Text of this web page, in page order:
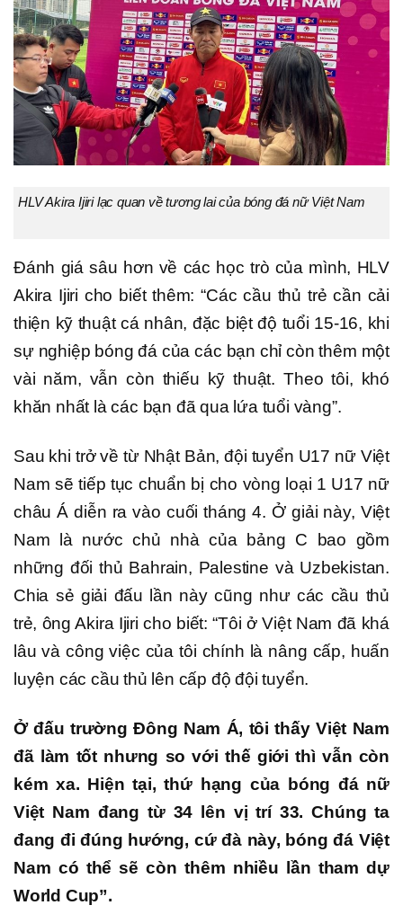
HLV Akira Ijiri lạc quan về tương lai của bóng đá nữ Việt Nam
Đánh giá sâu hơn về các học trò của mình, HLV
Akira Ijiri cho biết thêm: “Các cầu thủ trẻ cần cải
thiện kỹ thuật cá nhân, đặc biệt độ tuổi 15-16, khi
sự nghiệp bóng đá của các bạn chỉ còn thêm một
vài năm, vẫn còn thiếu kỹ thuật. Theo tôi, khó
khăn nhất là các bạn đã qua lứa tuổi vàng”.
Sau khi trở về từ Nhật Bản, đội tuyển U17 nữ Việt
Nam sẽ tiếp tục chuẩn bị cho vòng loại 1 U17 nữ
châu Á diễn ra vào cuối tháng 4. Ở giải này, Việt
Nam là nước chủ nhà của bảng C bao gồm
những đối thủ Bahrain, Palestine và Uzbekistan.
Chia sẻ giải đấu lần này cũng như các cầu thủ
trẻ, ông Akira Ijiri cho biết: “Tôi ở Việt Nam đã khá
lâu và công việc của tôi chính là nâng cấp, huấn
luyện các cầu thủ lên cấp độ đội tuyển.
Ở đấu trường Đông Nam Á, tôi thấy Việt Nam
đã làm tốt nhưng so với thế giới thì vẫn còn
kém xa. Hiện tại, thứ hạng của bóng đá nữ
Việt Nam đang từ 34 lên vị trí 33. Chúng ta
đang đi đúng hướng, cứ đà này, bóng đá Việt
Nam có thể sẽ còn thêm nhiều lần tham dự
World Cup”.